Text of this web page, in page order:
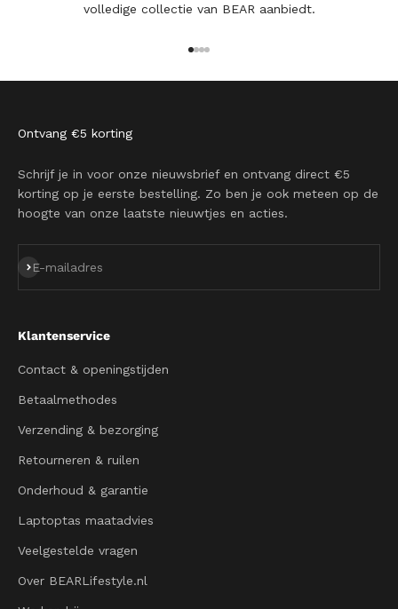
volledige collectie van BEAR aanbiedt.
Ontvang €5 korting
Schrijf je in voor onze nieuwsbrief en ontvang direct €5
korting op je eerste bestelling. Zo ben je ook meteen op de
hoogte van onze laatste nieuwtjes en acties.
E-mailadres
Abonneren
Klantenservice
Contact & openingstijden
Betaalmethodes
Verzending & bezorging
Retourneren & ruilen
Onderhoud & garantie
Laptoptas maatadvies
Veelgestelde vragen
Over BEARLifestyle.nl